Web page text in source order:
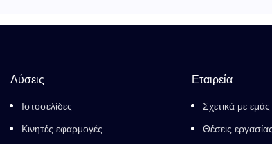
Λύσεις
Ιστοσελίδες
Κινητές εφαρμογές
Εταιρεία
Σχετικά με εμάς
Θέσεις εργασίας